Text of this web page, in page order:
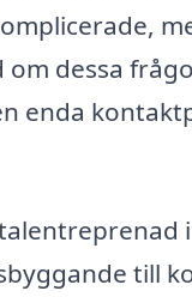
dessa
enda
till